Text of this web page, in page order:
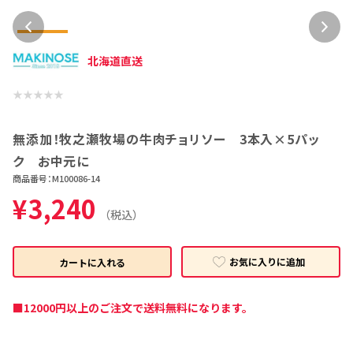
北海道直送
無添加！牧之瀬牧場の牛肉チョリソー 3本入×5パッ
ク お中元に
商品番号：M100086-14
¥3,240 （税込）
カートに入れる お気に入りに追加
■12000円以上のご注文で送料無料になります。